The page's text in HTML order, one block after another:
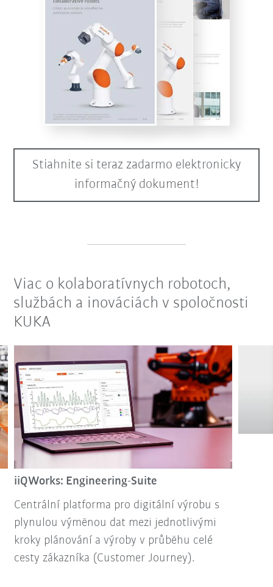
Stiahnite si teraz zadarmo elektronicky
informačný dokument!
Viac o kolaboratívnych robotoch,
službách a inováciách v spoločnosti
KUKA
iiQWorks: Engineering-Suite
Centrální platforma pro digitální výrobu s
plynulou výměnou dat mezi jednotlivými
kroky plánování a výroby v průběhu celé
cesty zákazníka (Customer Journey).